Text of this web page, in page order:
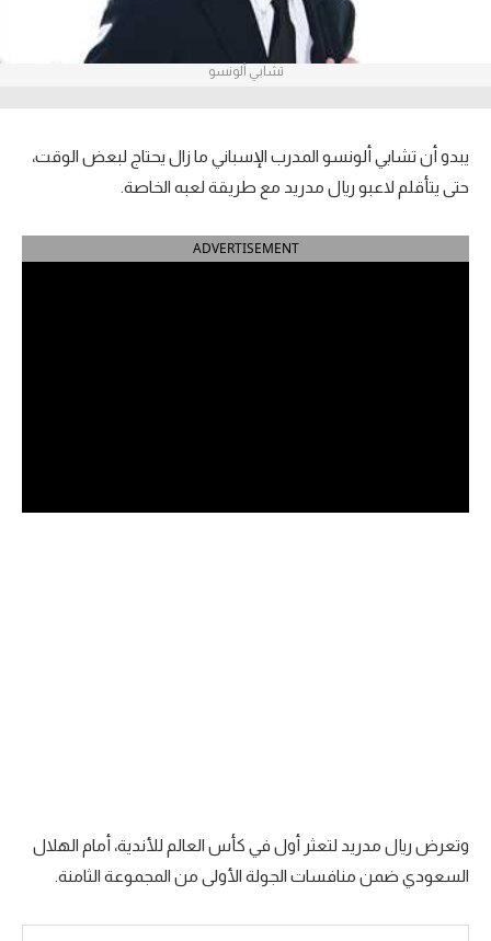
بطولات
أمريكا 2026
الدوري المصري
الدوري المصري
الكرة الأوروبية
الكرة الإفريقية
تشابي ألونسو
يبدو أن تشابي ألونسو المدرب الإسباني ما زال يحتاج لبعض الوقت،
حتى يتأقلم لاعبو ريال مدريد مع طريقة لعبه الخاصة.
ADVERTISEMENT
وتعرض ريال مدريد لتعثر أول في كأس العالم للأندية، أمام الهلال
السعودي ضمن منافسات الجولة الأولى من المجموعة الثامنة.